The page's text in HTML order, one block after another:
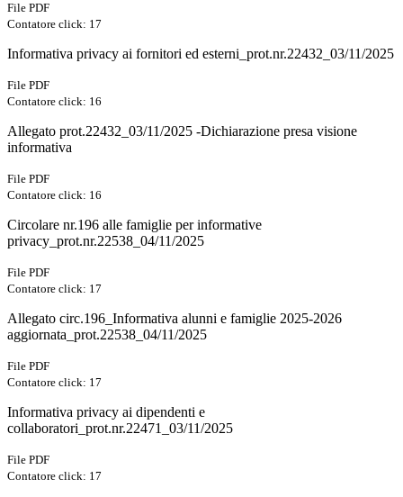
File PDF
Contatore click: 17
Informativa privacy ai fornitori ed esterni_prot.nr.22432_03/11/2025
File PDF
Contatore click: 16
Allegato prot.22432_03/11/2025 -Dichiarazione presa visione
informativa
File PDF
Contatore click: 16
Circolare nr.196 alle famiglie per informative
privacy_prot.nr.22538_04/11/2025
File PDF
Contatore click: 17
Allegato circ.196_Informativa alunni e famiglie 2025-2026
aggiornata_prot.22538_04/11/2025
File PDF
Contatore click: 17
Informativa privacy ai dipendenti e
collaboratori_prot.nr.22471_03/11/2025
File PDF
Contatore click: 17